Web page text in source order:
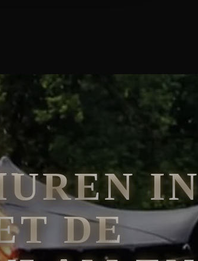
IN
DE